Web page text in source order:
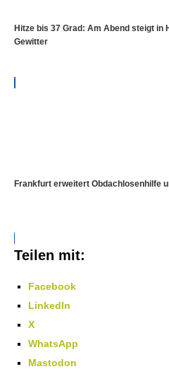
Hitze bis 37 Grad: Am Abend steigt in
Gewitter
Frankfurt erweitert Obdachlosenhilfe
Teilen mit:
Facebook
LinkedIn
X
WhatsApp
Mastodon